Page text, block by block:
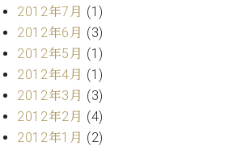
タ
ー
ー
ビ
ス
(調
律)
2012年7月 (1)
2012年6月 (3)
2012年5月 (1)
2012年4月 (1)
2012年3月 (3)
2012年2月 (4)
2012年1月 (2)